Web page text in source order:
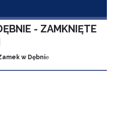
- ZAMKNIĘTE
w Dębnie